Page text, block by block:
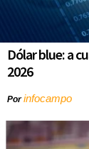
Dólar blue: a
2026
Porinfocampo